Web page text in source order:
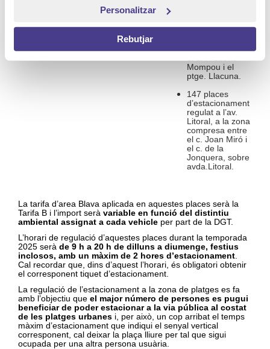
Personalitzar
Rebutjar
compresa entre
Mompou i el
ptge. Llacuna.
147 places
d’estacionament
regulat a l’av.
Litoral, a la zona
compresa entre
el c. Joan Miró i
el c. de la
Jonquera, sobre
avda.Litoral.
La tarifa d’area Blava aplicada en aquestes places serà la
Tarifa B i l’import serà variable en funció del distintiu
ambiental assignat a cada vehicle per part de la DGT.
L’horari de regulació d’aquestes places durant la temporada
2025 serà de 9 h a 20 h de dilluns a diumenge, festius
inclosos, amb un màxim de 2 hores d’estacionament
Cal recordar que, dins d’aquest l’horari, és obligatori obtenir
el corresponent tiquet d’estacionament.
La regulació de l’estacionament a la zona de platges es fa
amb l’objectiu que el major número de persones es pugui
beneficiar de poder estacionar a la via pública al costat
de les platges urbanes i, per això, un cop arribat el temps
màxim d’estacionament que indiqui el senyal vertical
corresponent, cal deixar la plaça lliure per tal que sigui
ocupada per una altra persona usuària.